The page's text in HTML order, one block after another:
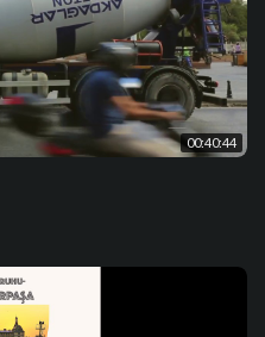
00:40:44